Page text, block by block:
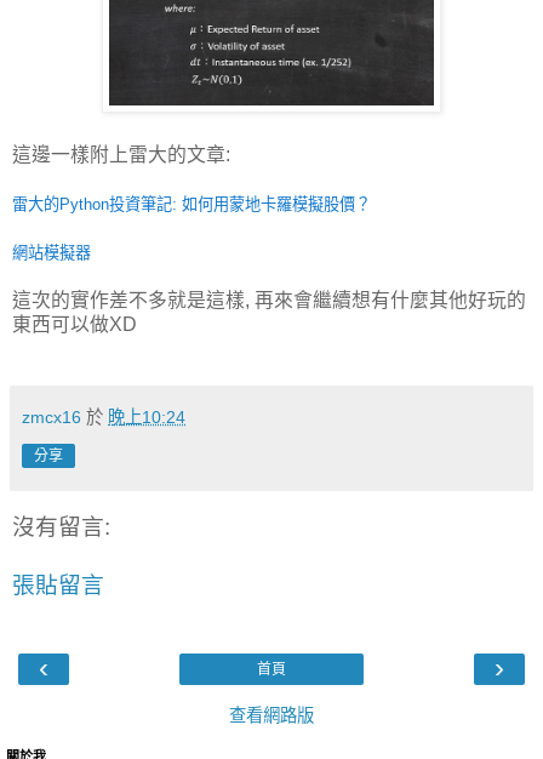
這邊一樣附上雷大的文章:
雷大的Python投資筆記: 如何用蒙地卡羅模擬股價？
網站模擬器
這次的實作差不多就是這樣, 再來會繼續想有什麼其他好玩的
東西可以做XD
zmcx16 於 晚上10:24
分享
沒有留言:
張貼留言
‹ ›
首頁
查看網路版
關於我